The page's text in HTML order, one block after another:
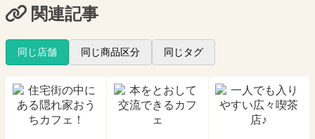
関連記事
同じ店舗 同じ商品区分 同じタグ